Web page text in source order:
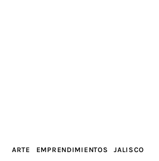
ARTE EMPRENDIMIENTOS JALISCO